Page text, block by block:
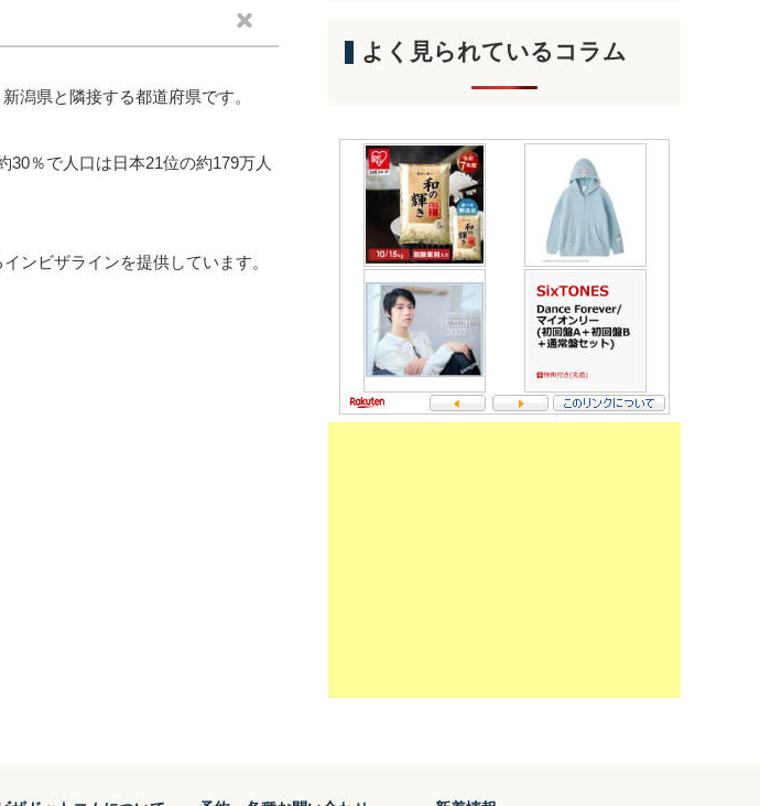
潟県と隣接する都道府県です。
％で人口は日本21位の約179万人
ンビザラインを提供しています。
よく見られているコラム